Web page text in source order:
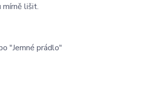
mírně lišit.
"Jemné prádlo"